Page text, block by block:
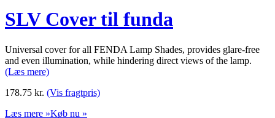
SLV Cover til funda
Universal cover for all FENDA Lamp Shades, provides glare-free
and even illumination, while hindering direct views of the lamp.
(Læs mere)
178.75 kr. (Vis fragtpris)
Læs mere »Køb nu »